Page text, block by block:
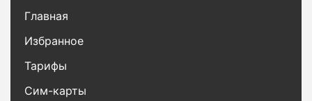
Главная
Избранное
Тарифы
Сим-карты